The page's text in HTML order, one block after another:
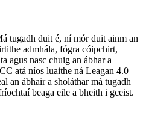
tugadh duit é, ní mór duit ainm an
admhála, fógra cóipchirt,
agus nasc chuig an ábhar a
atá níos luaithe ná Leagan 4.0
an ábhair a sholáthar má tugadh
beaga eile a bheith i gceist.